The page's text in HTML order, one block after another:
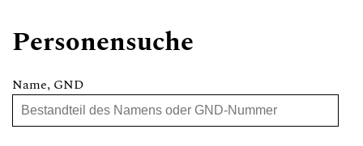
Personensuche
Name, GND